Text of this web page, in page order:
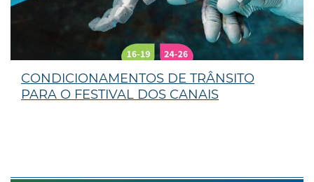
CONDICIONAMENTOS DE TRÂNSITO
PARA O FESTIVAL DOS CANAIS